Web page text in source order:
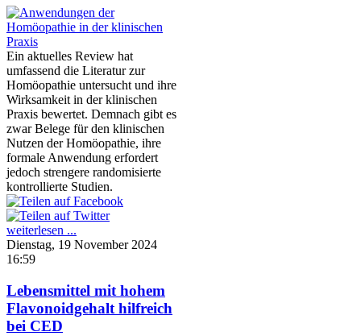
Ein aktuelles Review hat
umfassend die Literatur zur
Homöopathie untersucht und ihre
Wirksamkeit in der klinischen
Praxis bewertet. Demnach gibt es
zwar Belege für den klinischen
Nutzen der Homöopathie, ihre
formale Anwendung erfordert
jedoch strengere randomisierte
kontrollierte Studien.
weiterlesen ...
Dienstag, 19 November 2024
16:59
Lebensmittel mit hohem
Flavonoidgehalt hilfreich
bei CED